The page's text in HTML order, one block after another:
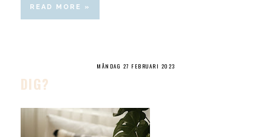
READ MORE »
MÅNDAG 27 FEBRUARI 2023
DIG?